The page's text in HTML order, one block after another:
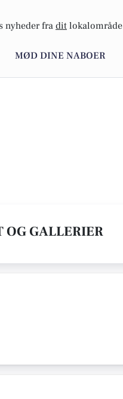
nyheder fra dit
MØD DINE NABOER
OG GALLERIER